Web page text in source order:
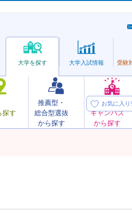
大学を探す
探す
推薦型・
総合型選抜
から探す
オープン
キャンパス
から探す
大学入試情報 受験
お気に入り